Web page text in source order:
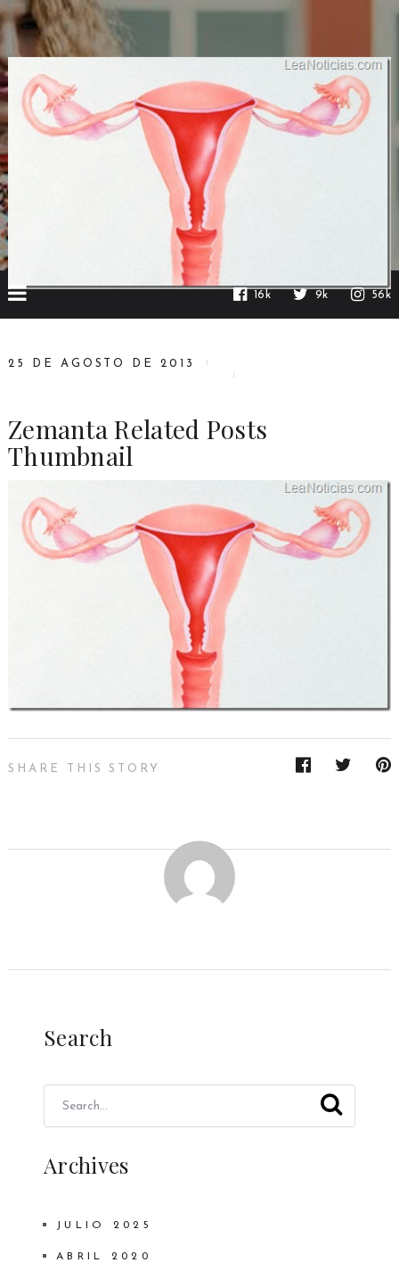
16k 9k 56k
25 DE AGOSTO DE 2013
Zemanta Related Posts
Thumbnail
SHARE THIS STORY
Search
Archives
JULIO 2025
ABRIL 2020